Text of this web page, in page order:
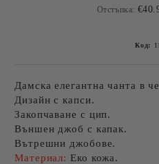
Отстъпка:
Код:
Дамска елегантна чанта в
Дизайн с капси.
Закопчаване с цип.
Външен джоб с капак.
Вътрешни джобове.
Материал: Еко кожа.